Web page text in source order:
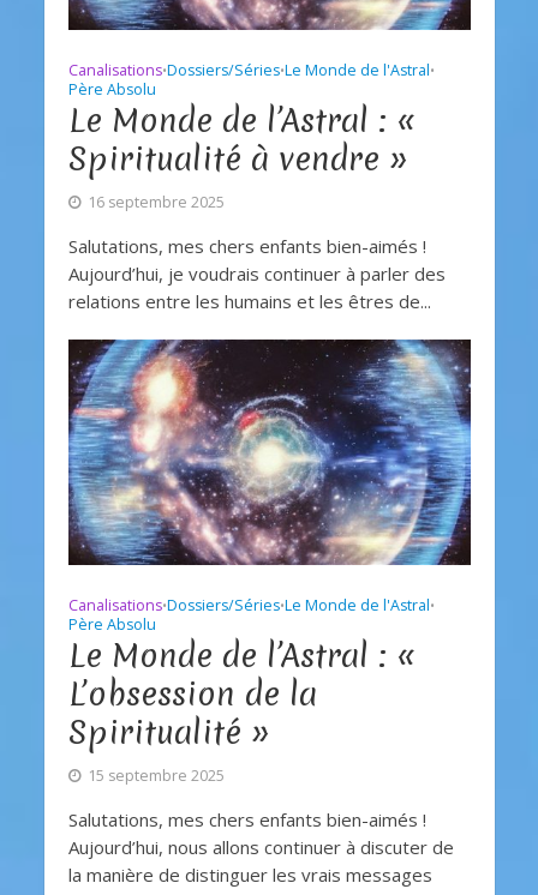
Canalisations•Dossiers/Séries•Le Monde de l'Astral•
Père Absolu
Le Monde de l’Astral : «
Spiritualité à vendre »
16 septembre 2025
Salutations, mes chers enfants bien-aimés !
Aujourd’hui, je voudrais continuer à parler des
relations entre les humains et les êtres de...
Canalisations•Dossiers/Séries•Le Monde de l'Astral•
Père Absolu
Le Monde de l’Astral : «
L’obsession de la
Spiritualité »
15 septembre 2025
Salutations, mes chers enfants bien-aimés !
Aujourd’hui, nous allons continuer à discuter de
la manière de distinguer les vrais messages